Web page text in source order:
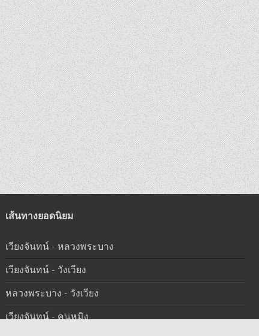
เส้นทางยอดนิยม
เวียงจันทน์ - หลวงพระบาง
เวียงจันทน์ - วังเวียง
หลวงพระบาง - วังเวียง
เวียงจันทน์ - คุนหมิง